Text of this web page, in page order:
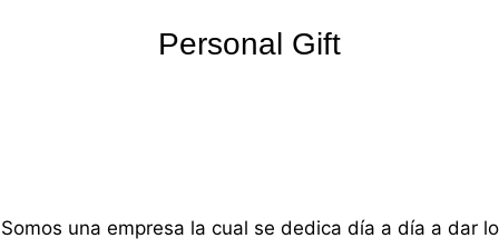
Personal Gift
Somos una empresa la cual se dedica día a día a dar lo